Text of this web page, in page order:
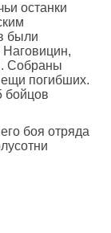
останки
были
Собраны
погибших.
бойцов
боя отряда